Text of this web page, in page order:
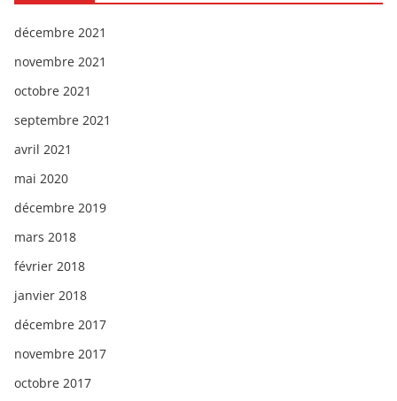
décembre 2021
novembre 2021
octobre 2021
septembre 2021
avril 2021
mai 2020
décembre 2019
mars 2018
février 2018
janvier 2018
décembre 2017
novembre 2017
octobre 2017